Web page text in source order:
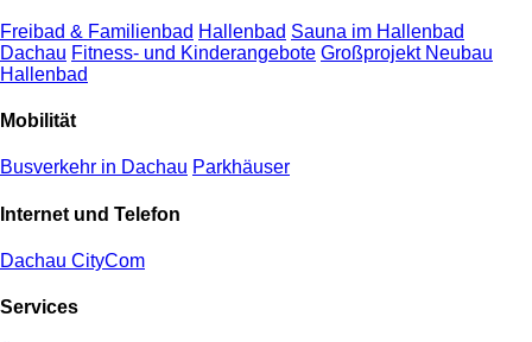
Freibad & Familienbad Hallenbad Sauna im Hallenbad
Dachau Fitness- und Kinderangebote Großprojekt Neubau
Hallenbad
Mobilität
Busverkehr in Dachau Parkhäuser
Internet und Telefon
Dachau CityCom
Services